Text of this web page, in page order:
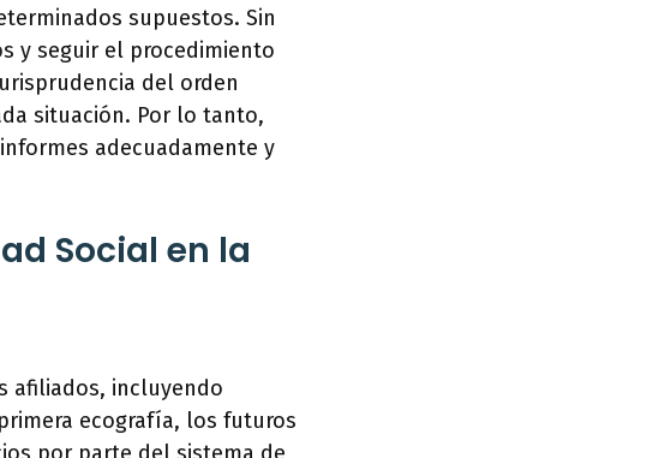
supuestos. Sin
y seguir el procedimiento
del orden
situación. Por lo tanto,
adecuadamente y
Social en la
afiliados, incluyendo
ecografía, los futuros